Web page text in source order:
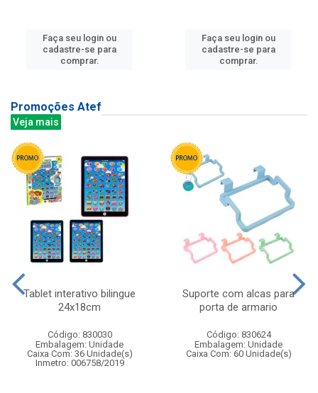
Faça seu login ou
cadastre-se para
comprar.
Faça seu login ou
cadastre-se para
comprar.
Promoções Atef
Veja mais
Tablet interativo bilingue
24x18cm
Código: 830030
Embalagem: Unidade
Caixa Com: 36 Unidade(s)
Inmetro: 006758/2019
Suporte com alcas para
porta de armario
Código: 830624
Embalagem: Unidade
Caixa Com: 60 Unidade(s)